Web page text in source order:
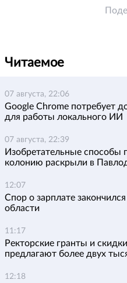
Читаемое
07 августа, 22:06
Google Chrome потребует
для работы локального ИИ
07 августа, 22:39
Изобретательные способы
колонию раскрыли в
12:07
Спор о зарплате
области
11:17
Ректорские гранты и
предлагают более двух
12:18